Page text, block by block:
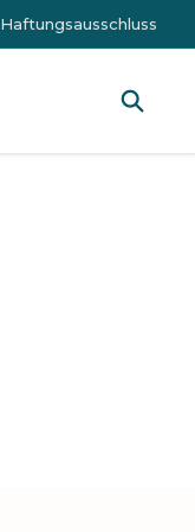
Haftungsausschluss